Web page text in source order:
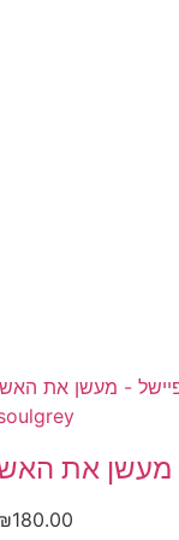
מעשן את
180.00